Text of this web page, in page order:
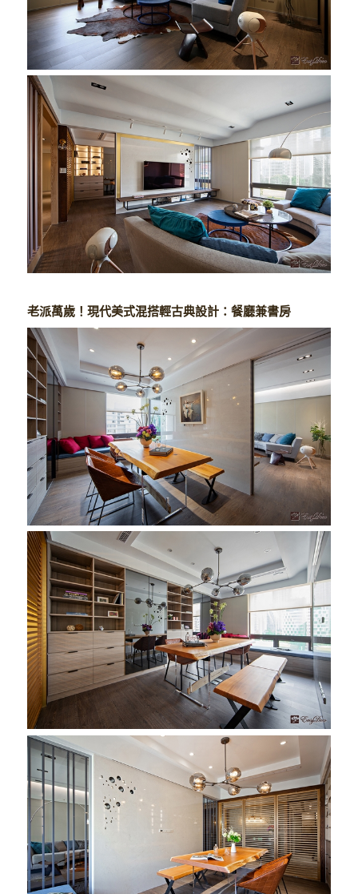
老派萬歲！現代美式混搭輕古典設計：餐廳兼書房